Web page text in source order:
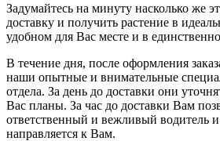
Задумайтесь на минуту насколько же
доставку и получить растение в
удобном для Вас месте и в
В течение дня, после оформления
наши опытные и внимательные
отдела. За день до доставки они
Вас планы. За час до доставки Вам
ответственный и вежливый водитель
направляется к Вам.